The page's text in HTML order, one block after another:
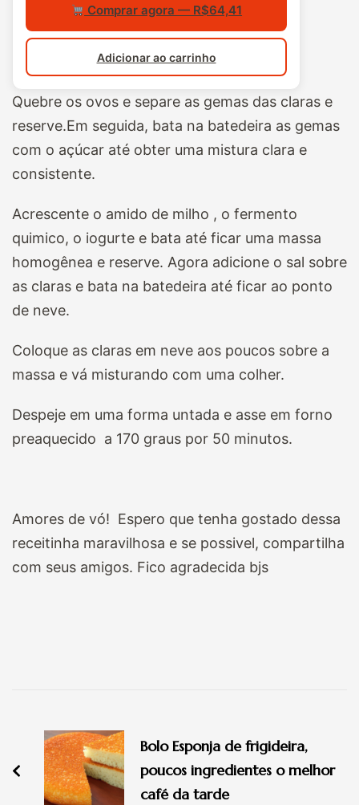
Comprar agora — R$64,41
Adicionar ao carrinho
Quebre os ovos e separe as gemas das claras e
reserve.Em seguida, bata na batedeira as gemas
com o açúcar até obter uma mistura clara e
consistente.
Acrescente o amido de milho , o fermento
quimico, o iogurte e bata até ficar uma massa
homogênea e reserve. Agora adicione o sal sobre
as claras e bata na batedeira até ficar ao ponto
de neve.
Coloque as claras em neve aos poucos sobre a
massa e vá misturando com uma colher.
Despeje em uma forma untada e asse em forno
preaquecido a 170 graus por 50 minutos.
Amores de vó! Espero que tenha gostado dessa
receitinha maravilhosa e se possivel, compartilha
com seus amigos. Fico agradecida bjs
post
Bolo Esponja de frigideira,
poucos ingredientes o melhor
café da tarde